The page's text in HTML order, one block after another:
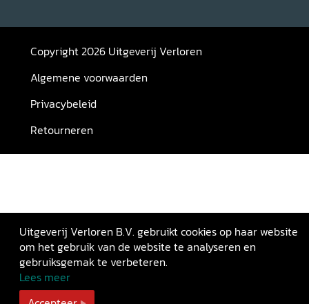
Copyright 2026 Uitgeverij Verloren
Algemene voorwaarden
Privacybeleid
Retourneren
Uitgeverij Verloren B.V. gebruikt cookies op haar website
om het gebruik van de website te analyseren en
gebruiksgemak te verbeteren.
Lees meer